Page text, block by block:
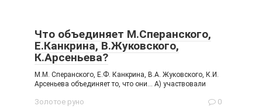
Что объединяет М.Сперанского,
Е.Канкрина, В.Жуковского,
К.Арсеньева?
М.М. Сперанского, Е.Ф. Канкрина, В.А. Жуковского, К.И.
Арсеньева объединяет то, что они… А) участвовали
Золотое руно 0